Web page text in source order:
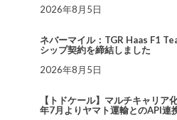
2026年8月5日
ネバーマイル：TGR Haas F1
シップ契約を締結しました
2026年8月5日
【トドケール】マルチキャリア
年7月よりヤマト運輸とのAPI連